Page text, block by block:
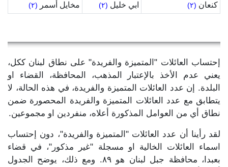
كنعان (٢) ابي خليل (٢) مخايل أسمر (٢)
إحتساب العائلات "المتميزة والفريدة" على نطاق لبنان ككل،
يعني عدم الأخذ بالإعتبار المذهب، المحافظة، القضاء او
البلدة. إن عدد العائلات المتميزة والفريدة، في هذه الحالة، لا
يتطابق مع عدد العائلات المتميزة والفريدة المحصورة ضمن
نطاق أي من العوامل المذكورة أعلاه، منفردين او مجموعين.
لقد رأينا أن عدد العائلات "المتميزة والفريدة"، دون إحتساب
اسماء العائلات الخالية او مسجلة "غير مذكور"، في قضاء
بعبدا، محافظة جبل لبنان هو ٨٩. ومع ذلك، يوضح الجدول